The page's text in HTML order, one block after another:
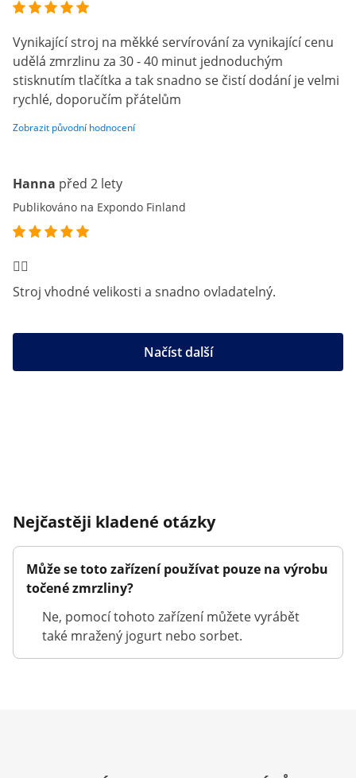
Vynikající stroj na měkké servírování za vynikající cenu
udělá zmrzlinu za 30 - 40 minut jednoduchým
stisknutím tlačítka a tak snadno se čistí dodání je velmi
rychlé, doporučím přátelům
Zobrazit původní hodnocení
Hanna před 2 lety
Publikováno na Expondo Finland
👌🏻
Stroj vhodné velikosti a snadno ovladatelný.
Načíst další
Nejčastěji kladené otázky
Může se toto zařízení používat pouze na výrobu
točené zmrzliny?
Ne, pomocí tohoto zařízení můžete vyrábět
také mražený jogurt nebo sorbet.